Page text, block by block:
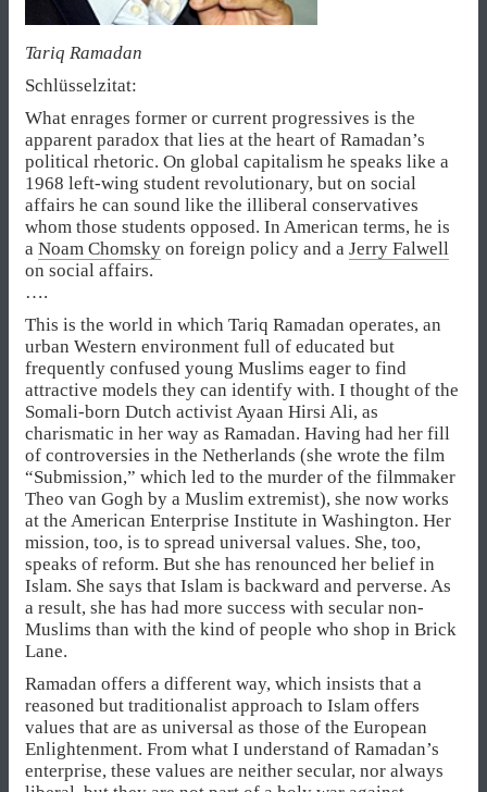
Tariq Ramadan
Schlüsselzitat:
What enrages former or current progressives is the
apparent paradox that lies at the heart of Ramadan’s
political rhetoric. On global capitalism he speaks like a
1968 left-wing student revolutionary, but on social
affairs he can sound like the illiberal conservatives
whom those students opposed. In American terms, he is
a Noam Chomsky on foreign policy and a Jerry Falwell
on social affairs.
….
This is the world in which Tariq Ramadan operates, an
urban Western environment full of educated but
frequently confused young Muslims eager to find
attractive models they can identify with. I thought of the
Somali-born Dutch activist Ayaan Hirsi Ali, as
charismatic in her way as Ramadan. Having had her fill
of controversies in the Netherlands (she wrote the film
“Submission,” which led to the murder of the filmmaker
Theo van Gogh by a Muslim extremist), she now works
at the American Enterprise Institute in Washington. Her
mission, too, is to spread universal values. She, too,
speaks of reform. But she has renounced her belief in
Islam. She says that Islam is backward and perverse. As
a result, she has had more success with secular non-
Muslims than with the kind of people who shop in Brick
Lane.
Ramadan offers a different way, which insists that a
reasoned but traditionalist approach to Islam offers
values that are as universal as those of the European
Enlightenment. From what I understand of Ramadan’s
enterprise, these values are neither secular, nor always